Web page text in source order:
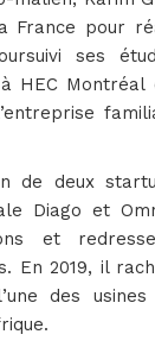
France pour
ses
HEC Montréal
de deux
Diago et
et
En 2019, il
des usines